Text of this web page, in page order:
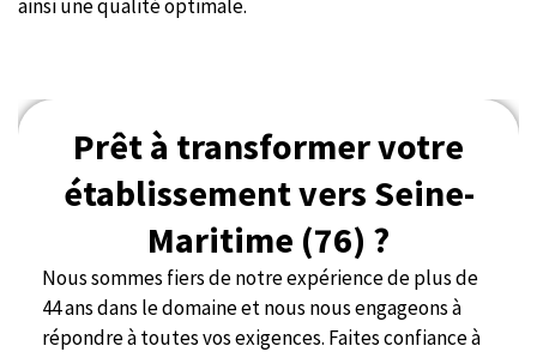
ainsi une qualité optimale.
Prêt à transformer votre
établissement vers Seine-
Maritime (76) ?
Nous sommes fiers de notre expérience de plus de
44 ans dans le domaine et nous nous engageons à
répondre à toutes vos exigences. Faites confiance à